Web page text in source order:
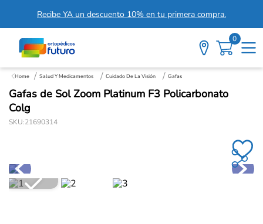
Recibe YA un descuento 10% en tu primera compra.
0
Salud Y Medicamentos Cuidado De La Visión Gafas
Gafas de Sol Zoom Platinum F3 Policarbonato
Colg
SKU:21690314